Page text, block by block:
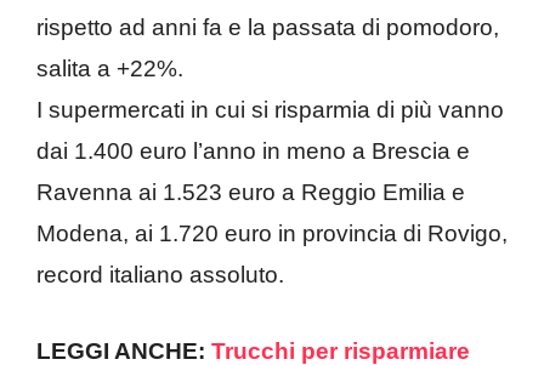
rispetto ad anni fa e la passata di pomodoro,
salita a +22%.
I supermercati in cui si risparmia di più vanno
dai 1.400 euro l’anno in meno a Brescia e
Ravenna ai 1.523 euro a Reggio Emilia e
Modena, ai 1.720 euro in provincia di Rovigo,
record italiano assoluto.
LEGGI ANCHE: Trucchi per risparmiare